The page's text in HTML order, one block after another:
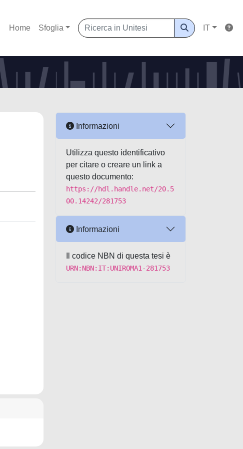
Home Sfoglia IT
Informazioni
Utilizza questo identificativo
per citare o creare un link a
questo documento:
https://hdl.handle.net/20.5
00.14242/281753
Informazioni
Il codice NBN di questa tesi è
URN:NBN:IT:UNIROMA1-281753